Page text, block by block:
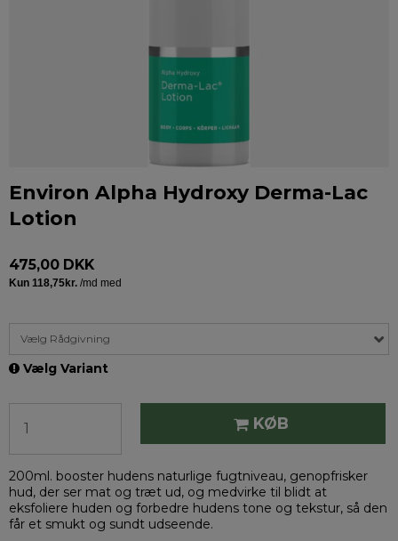
Environ Alpha Hydroxy Derma-Lac
Lotion
475,00 DKK
Vælg Rådgivning
Vælg Variant
KØB
200ml. booster hudens naturlige fugtniveau, genopfrisker
hud, der ser mat og træt ud, og medvirke til blidt at
eksfoliere huden og forbedre hudens tone og tekstur, så den
får et smukt og sundt udseende.